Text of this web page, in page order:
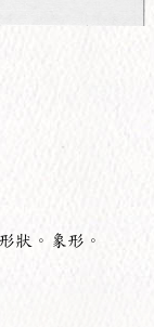
狀。象形。